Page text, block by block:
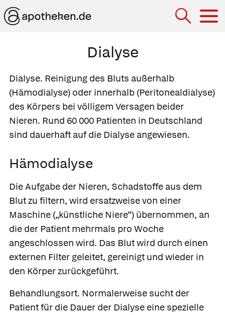
Dialyse
Dialyse. Reinigung des Bluts außerhalb
(Hämodialyse) oder innerhalb (Peritonealdialyse)
des Körpers bei völligem Versagen beider
Nieren. Rund 60 000 Patienten in Deutschland
sind dauerhaft auf die Dialyse angewiesen.
Hämodialyse
Die Aufgabe der Nieren, Schadstoffe aus dem
Blut zu filtern, wird ersatzweise von einer
Maschine („künstliche Niere“) übernommen, an
die der Patient mehrmals pro Woche
angeschlossen wird. Das Blut wird durch einen
externen Filter geleitet, gereinigt und wieder in
den Körper zurückgeführt.
Behandlungsort. Normalerweise sucht der
Patient für die Dauer der Dialyse eine spezielle